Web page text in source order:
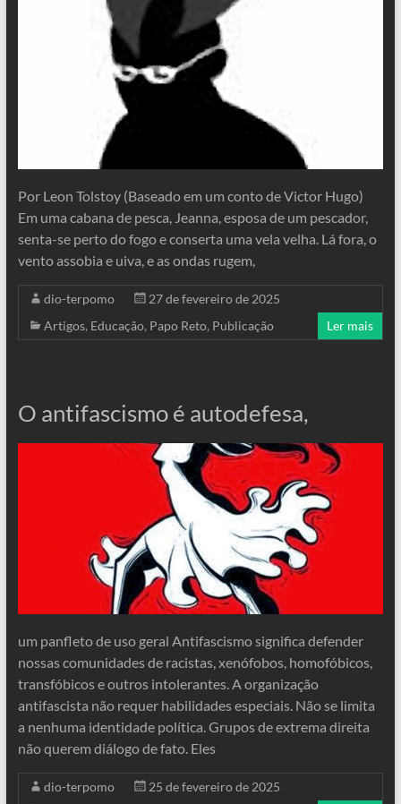
Por Leon Tolstoy (Baseado em um conto de Victor Hugo)
Em uma cabana de pesca, Jeanna, esposa de um pescador,
senta-se perto do fogo e conserta uma vela velha. Lá fora, o
vento assobia e uiva, e as ondas rugem,
dio-terpomo
27 de fevereiro de 2025
Artigos, Educação, Papo Reto, Publicação Ler mais
O antifascismo é autodefesa,
um panfleto de uso geral Antifascismo significa defender
nossas comunidades de racistas, xenófobos, homofóbicos,
transfóbicos e outros intolerantes. A organização
antifascista não requer habilidades especiais. Não se limita
a nenhuma identidade política. Grupos de extrema direita
não querem diálogo de fato. Eles
dio-terpomo
25 de fevereiro de 2025